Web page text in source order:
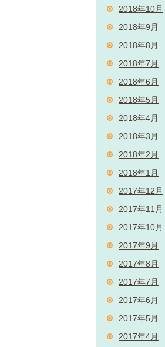
2018年10月
2018年9月
2018年8月
2018年7月
2018年6月
2018年5月
2018年4月
2018年3月
2018年2月
2018年1月
2017年12月
2017年11月
2017年10月
2017年9月
2017年8月
2017年7月
2017年6月
2017年5月
2017年4月